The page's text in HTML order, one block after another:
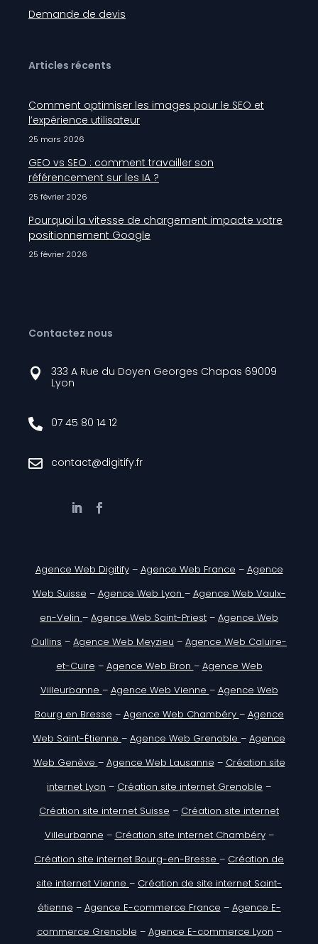
Demande de devis
Articles récents
Comment optimiser les images pour le SEO et
l’expérience utilisateur
25 mars 2026
GEO vs SEO : comment travailler son
référencement sur les IA ?
25 février 2026
Pourquoi la vitesse de chargement impacte votre
positionnement Google
25 février 2026
Contactez nous

333 A Rue du Doyen Georges Chapas 69009
Lyon
 07 45 80 14 12
 contact@digitify.fr
Agence Web Digitify– Agence Web France – Agence
Web Suisse – Agence Web Lyon – Agence Web Vaulx-
en-Velin – Agence Web Saint-Priest – Agence Web
Oullins – Agence Web Meyzieu – Agence Web Caluire-
et-Cuire – Agence Web Bron – Agence Web
Villeurbanne – Agence Web Vienne – Agence Web
Bourg en Bresse – Agence Web Chambéry – Agence
Web Saint-Étienne – Agence Web Grenoble – Agence
Web Genève – Agence Web Lausanne – Création site
internet Lyon – Création site internet Grenoble –
Création site internet Suisse – Création site internet
Villeurbanne – Création site internet Chambéry–
Création site internet Bourg-en-Bresse – Création de
site internet Vienne – Création de site internet Saint-
étienne – Agence E-commerce France – Agence E-
commerce Grenoble – Agence E-commerce Lyon –